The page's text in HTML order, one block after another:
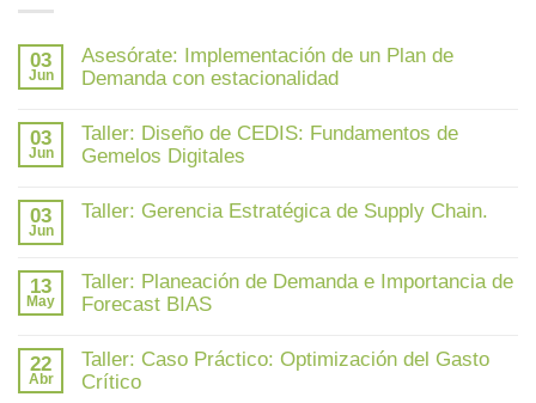
03
Jun
Asesórate: Implementación de un Plan de
Demanda con estacionalidad
comentarios
en
Asesórate:
un
con
estacionalidad
03
Jun
Taller: Diseño de CEDIS: Fundamentos de
Gemelos Digitales
comentarios
de
CEDIS:
Fundamentos
Digitales
03
Jun
Taller: Gerencia Estratégica de Supply Chain.
en
Taller:
Gerencia
Supply
Chain.
13
May
Taller: Planeación de Demanda e Importancia de
Forecast BIAS
comentarios
en
Taller:
22
Abr
Taller: Caso Práctico: Optimización del Gasto
Crítico